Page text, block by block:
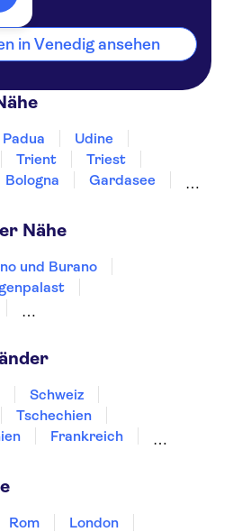
in Venedig ansehen
Padua
Udine
Trient
Triest
Bologna
Gardasee
Nähe
und Burano
Petersdom
Rom-Fiumicino
Ätna
Pantheon
Schweiz
Tschechien
Frankreich
Schweden
Rom
London